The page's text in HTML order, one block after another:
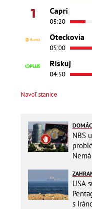
Capri
05:20
Oteckovia
05:00
Riskuj
04:50
Navoľ stanice
NBS
USA
s